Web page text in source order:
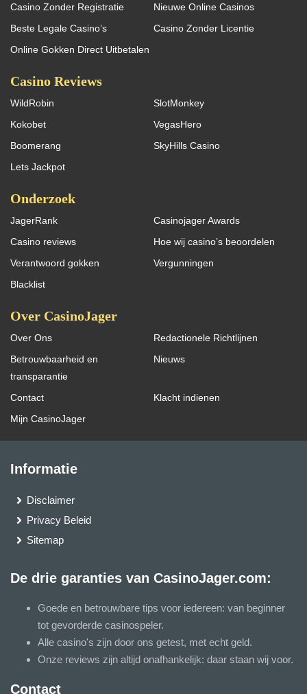
Casino Zonder Registratie
Nieuwe Online Casinos
Beste Legale Casino’s
Casino Zonder Licentie
Online Gokken Direct Uitbetalen
Casino Reviews
WildRobin
SlotMonkey
Kokobet
VegasHero
Boomerang
SkyHills Casino
Lets Jackpot
Onderzoek
JagerRank
Casinojager Awards
Casino reviews
Hoe wij casino’s beoordelen
Verantwoord gokken
Vergunningen
Blacklist
Over CasinoJager
Over Ons
Redactionele Richtlijnen
Betrouwbaarheid en
transparantie
Nieuws
Contact
Klacht indienen
Mijn CasinoJager
Informatie
Disclaimer
Privacy Beleid
Sitemap
De drie garanties van CasinoJager.com:
Goede en betrouwbare tips voor iedereen: van beginner
tot gevorderde casinospeler.
Alle casino's zijn door ons getest, met echt geld.
Onze reviews zijn altijd onafhankelijk: daar staan wij voor.
Contact